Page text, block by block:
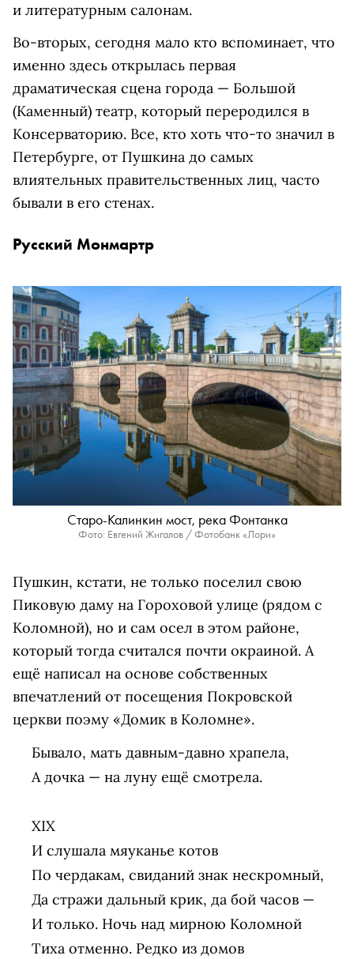
и литературным салонам.
Во-вторых, сегодня мало кто вспоминает, что
именно здесь открылась первая
драматическая сцена города — Большой
(Каменный) театр, который переродился в
Консерваторию. Все, кто хоть что-то значил в
Петербурге, от Пушкина до самых
влиятельных правительственных лиц, часто
бывали в его стенах.
Русский Монмартр
Старо-Калинкин мост, река Фонтанка
Фото: Евгений Жигалов / Фотобанк «Лори»
Пушкин, кстати, не только поселил свою
Пиковую даму на Гороховой улице (рядом с
Коломной), но и сам осел в этом районе,
который тогда считался почти окраиной. А
ещё написал на основе собственных
впечатлений от посещения Покровской
церкви поэму «Домик в Коломне».
Бывало, мать давным-давно храпела,
А дочка — на луну ещё смотрела.
XIX
И слушала мяуканье котов
По чердакам, свиданий знак нескромный,
Да стражи дальный крик, да бой часов —
И только. Ночь над мирною Коломной
Тиха отменно. Редко из домов